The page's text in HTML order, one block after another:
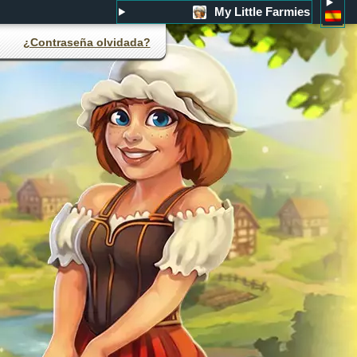
My Little Farmies
¿Contraseña olvidada?